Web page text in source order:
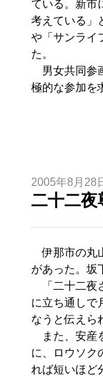
ている。新市
考えている」
や「サンライ
た。
男女共同参
極的な参加を
2005年8月28
二十二夜
伊那市の丸
があった。坂
「二十二夜
に立ち通しで
なうと伝えら
また、安産
に、ロウソク
れば短いほど